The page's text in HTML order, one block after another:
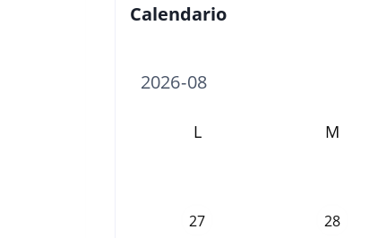
Calendario
L M
27 28